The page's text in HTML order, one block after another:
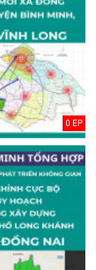
0 EP